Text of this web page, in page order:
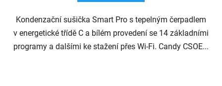
Kondenzační sušička Smart Pro s tepelným čerpadlem
v energetické třídě C a bílém provedení se 14 základními
programy a dalšími ke stažení přes Wi-Fi. Candy CSOE...